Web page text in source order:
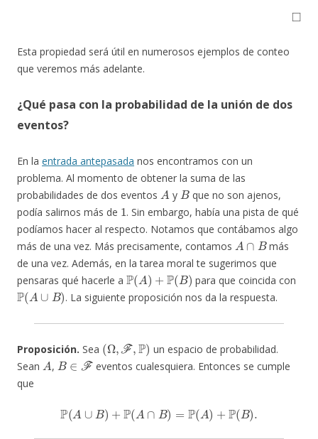
◻
Esta propiedad será útil en numerosos ejemplos de conteo
que veremos más adelante.
¿Qué pasa con la probabilidad de la unión de dos
eventos?
En la entrada antepasada nos encontramos con un
problema. Al momento de obtener la suma de las
probabilidades de dos eventos
A
y
B
que no son ajenos,
podía salirnos más de
1
. Sin embargo, había una pista de qué
podíamos hacer al respecto. Notamos que contábamos algo
más de una vez. Más precisamente, contamos
A∩B
más
de una vez. Además, en la tarea moral te sugerimos que
pensaras qué hacerle a
P(A)+P( B)
para que coincida con
P(A∪B)
. La siguiente proposición nos da la respuesta.
Proposición. Sea
(Ω ,P
un espacio de probabilidad.
Sean
A
,
B∈F
eventos cualesquiera. Entonces se cumple
que
P A∪ B )+P (A∩ B) A) +P B .